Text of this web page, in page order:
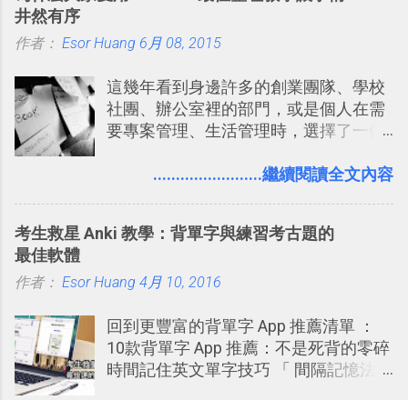
享合作，讓彼此都能在手機上查看這次
（或是沒有好的印表機），又不想跑照
提供了印照片的服務 ，而且價格不貴，
可以立即拿到，操作流程也十分簡單。
之前我在電腦玩物分享過：「 不需買印
方便教學 」。這篇文章則從印照片出
井然有序
作者： Esor Huang 6月 08, 2015
這幾年看到身邊許多的創業團隊、學校
社團、辦公室裡的部門，或是個人在需
要專案管理、生活管理時，選擇了一個
一個什麼樣的管理工具，讓這麼多人都
念」的管理教學文章： 把 Evernote 當
Google Drive 變身 Trello ！幫雲端硬碟
著 Trello ，卻還沒有在電腦玩物上寫過
一篇完整的介紹！雖然錯過了幾年前第
一時間推薦 Trello 的時機，但在這段時
........................繼續閱讀全文內容
考生救星 Anki 教學：背單字與練習考古題的
最佳軟體
作者： Esor Huang 4月 10, 2016
回到更豐富的背單字 App 推薦清單 ：
10款背單字 App 推薦：不是死背的零碎
時間記住英文單字技巧 「 間隔記憶法